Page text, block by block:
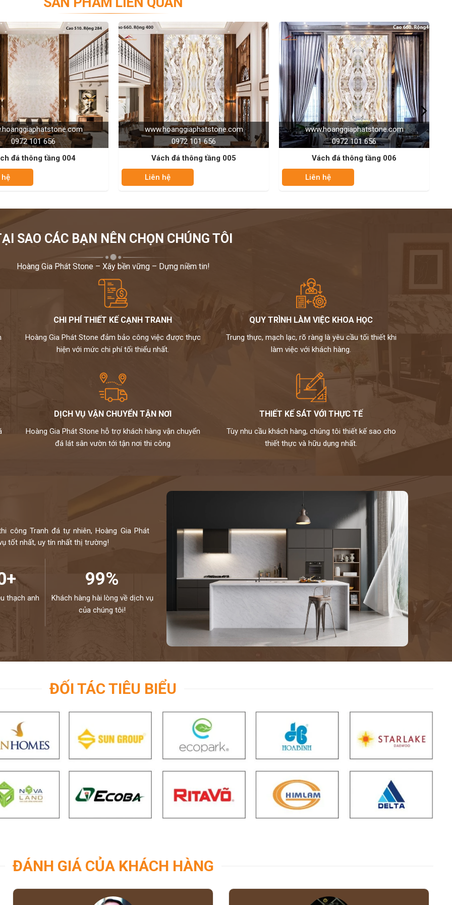
nhất để trang trí nội thất phòng khách hoặc phòng
có bề mặt tương đối giống nhau và kích thước khá
đá đối xứng 2 phía có đường vân giống nhau nên
nhau, và phù hợp cho những không gian rộng rãi, yêu
hàng, khách sạn, trung tâm thương mại, trung tâm
nhìn không thể rời mắt.
đó, khi thi công người ta thường lắp đặt hệ thống
diệu trong nhà.
hơn bao giờ hết.
(hoa cương) cũng là một trong các dòng đá rất
công nghệ mài và đánh bóng hiện đại sẽ tạo ra các
bền vô cùng cao, và các loại đá nhập khẩu có đường
(tương sinh) hoặc những màu tượng trưng cho tính
cam, hồng (tương khắc).
dương, xanh lá (tương sinh), tránh vàng sậm, nâu
xám (tương sinh), xanh lam từ đậm đến nhạt.
(tương khắc).
(tương sinh), tránh đen, xanh biển sẫm, xám.
cam đậm, vàng, nâu đất (tương sinh), tránh
biển,…
chuyên nghiệp. Hiện nay, chúng tôi đang sở
www.hoanggiaphatstone.com
0972 101 656
Vách đá thông tầng 005
www.hoanggiaphatstone.com
0972 101 656
Vách đá thông tầng 006
www.hoanggiaphatstone.com
0972 101 656
Vách đá thông tầng 007
SAO CÁC BẠN NÊN CHỌN CHÚNG TÔI
Hoàng Gia Phát Stone – Xây bền vững – Dựng niềm tin!
CHI PHÍ THIẾT KẾ CẠNH TRANH
Hoàng Gia Phát Stone đảm bảo công việc được thực
hiện với mức chi phí tối thiểu nhất.
QUY TRÌNH LÀM VIỆC KHOA HỌC
Trung thực, mạch lạc, rõ ràng là yêu cầu tối thiết khi
làm việc với khách hàng.
DỊCH VỤ VẬN CHUYỂN TẬN NƠI
Hoàng Gia Phát Stone hỗ trợ khách hàng vận chuyển
đá lát sân vườn tới tận nơi thi công
THIẾT KẾ SÁT VỚI THỰC TẾ
Tùy nhu cầu khách hàng, chúng tôi thiết kế sao cho
thiết thực và hữu dụng nhất.
công Tranh đá tự nhiên, Hoàng Gia Phát
tốt nhất, uy tín nhất thị trường!
thạch anh
99%
Khách hàng hài lòng về dịch vụ
của chúng tôi!
ĐỐI TÁC TIÊU BIỂU
ĐÁNH GIÁ CỦA KHÁCH HÀNG